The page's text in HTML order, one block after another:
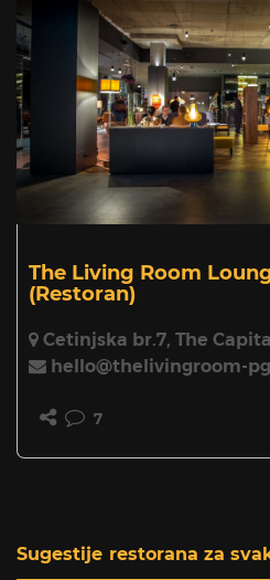
The Living Room
(Restoran)
Cetinjska br.7, The
hello@thelivingroom-
7
Sugestije restorana za